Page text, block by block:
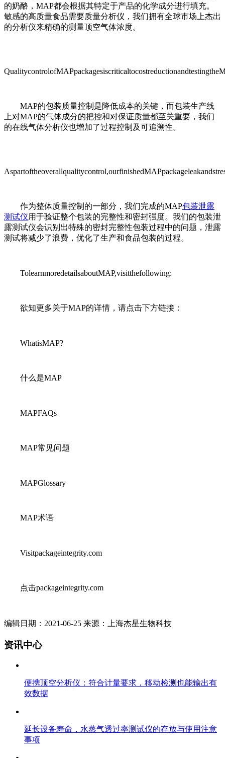
的奶酪，MAP都会根据其特定于产品的化学成分进行填充。
敏感的高质量食品需要质量分析仪，我们拥有全球市场上杰出
的分析仪来精确的测量顶空气体浓度。
MAP的包装质量控制是降低成本的关键，而包装生产线
上对MAP的气体成分的把控和对保证质量都至关重要，我们
的在线气体分析仪也增加了过程控制及可追溯性。
作为整体质量控制的一部分，我们完成的MAP包装泄露
测试仪用于验证整个包装的完整性和密封强度。我们的包装泄
露测试仪会识别出特殊的密封完整性包装过程中的问题，泄露
测试将减少了浪费，优化了生产和食品包装的过程。
TolearnmoredetailsaboutMAP,visitthefollowing:
欲知更多关于MAP的详情，请点击下方链接：
WhatisMAP?
什么是MAP
MAPFAQs
MAP常见问题
MAPGlossary
MAP术语
Visitpackageintegrity.com
点击packageintegrity.com
编辑日期：2021-06-25 来源：上海杰星生物科技
资讯中心
便携顶空分析仪：符合计量要求，移动检测也能输出有
效数据
延长设备寿命，水蒸气透过率测试仪的存放与使用注意
事项